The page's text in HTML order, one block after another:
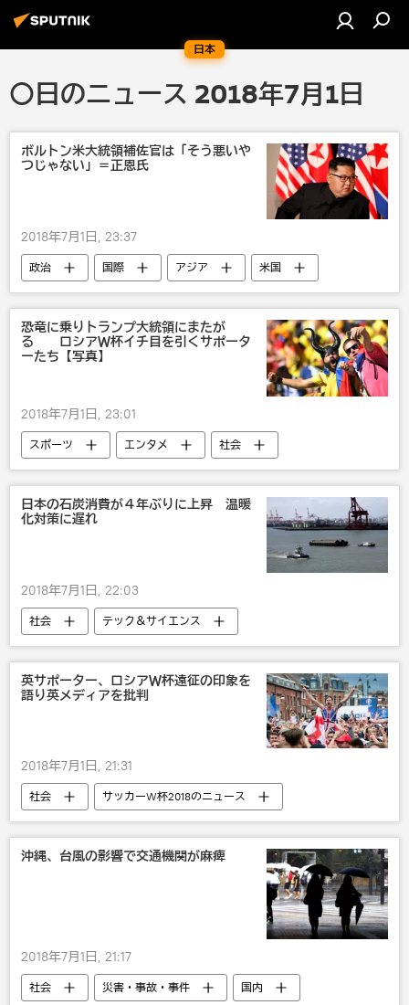
日本
〇日のニュース 2018年7月1日
ボルトン米大統領補佐官は「そう悪いや
つじゃない」＝正恩氏
2018年7月1日, 23:37
政治 国際 アジア
米国
金正恩
びっくり
戦争・紛争・対立・外交
おもしろい
恐竜に乗りトランプ大統領にまたが
る ロシアＷ杯イチ目を引くサポータ
ーたち【写真】
2018年7月1日, 23:01
スポーツ エンタメ
社会
サッカーW杯2018のニュース
サッカーW杯2018
ロシア
国際
2018年のロシアW杯
かわいい
日本の石炭消費が４年ぶりに上昇 温暖
化対策に遅れ
2018年7月1日, 22:03
社会 テック＆サイエンス
英サポーター、ロシアＷ杯遠征の印象を
語り英メディアを批判
2018年7月1日, 21:31
社会
サッカーW杯2018のニュース
サッカーW杯2018
スポーツ
エンタメ
英国
2018年のロシアW杯
沖縄、台風の影響で交通機関が麻痺
2018年7月1日, 21:17
社会 災害・事故・事件
国内